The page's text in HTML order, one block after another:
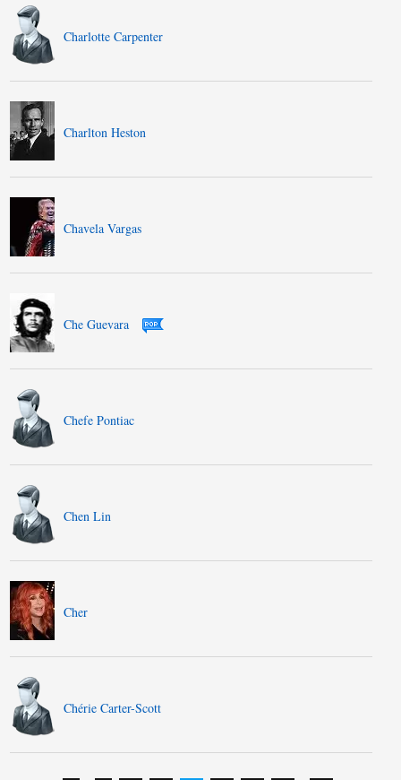
Charlotte Carpenter
Charlton Heston
Chavela Vargas
Che Guevara
Chefe Pontiac
Chen Lin
Cher
Chérie Carter-Scott